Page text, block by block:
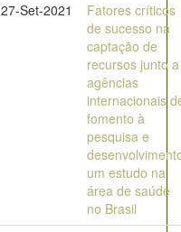
27-Set-2021
Fatores críticos
de sucesso na
captação de
recursos junto a
agências
internacionais
fomento à
pesquisa e
um estudo na
área de saúde
no Brasil